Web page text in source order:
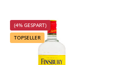
(4% GESPART)
TOPSELLER